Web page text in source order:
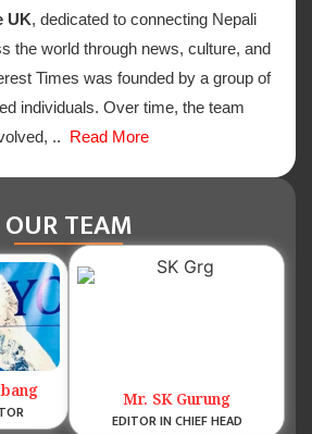
UK, dedicated to connecting Nepali
the world through news, culture, and
Times was founded by a group of
individuals. Over time, the team
.. Read More
OUR TEAM
Mr. SK Gurung
EDITOR IN CHIEF HEAD